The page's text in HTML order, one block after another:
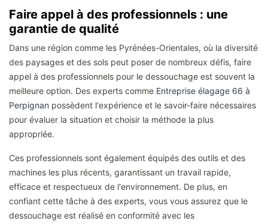
Faire appel à des professionnels : une
garantie de qualité
Dans une région comme les Pyrénées-Orientales, où la diversité
des paysages et des sols peut poser de nombreux défis, faire
appel à des professionnels pour le dessouchage est souvent la
meilleure option. Des experts comme Entreprise élagage 66 à
Perpignan possèdent l'expérience et le savoir-faire nécessaires
pour évaluer la situation et choisir la méthode la plus
appropriée.
Ces professionnels sont également équipés des outils et des
machines les plus récents, garantissant un travail rapide,
efficace et respectueux de l'environnement. De plus, en
confiant cette tâche à des experts, vous vous assurez que le
dessouchage est réalisé en conformité avec les